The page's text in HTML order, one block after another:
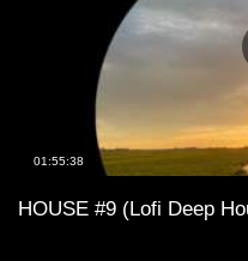
01:55:38
HOUSE #9 (Lofi Deep